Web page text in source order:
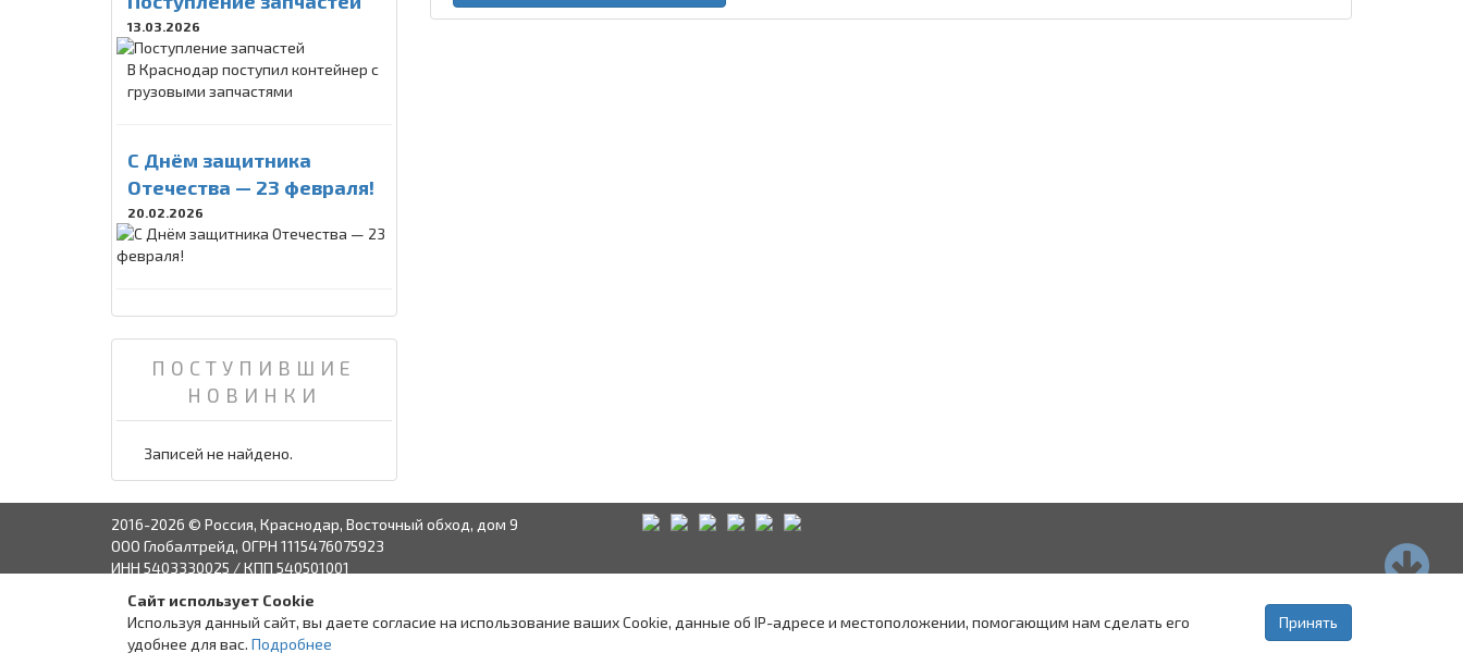
13.03.2026
В Краснодар поступил контейнер с
грузовыми запчастями
C Днём защитника
Отечества — 23 февраля!
20.02.2026
ПОСТУПИВШИЕ
НОВИНКИ
Записей не найдено.
2016-2026 © Россия, Краснодар, Восточный обход, дом 9
ООО Глобалтрейд, ОГРН 1115476075923
ИНН 5403330025 / КПП 540501001
Связаться с руководством Ставрополь
Сайт использует Cookie
Используя данный сайт, вы даете согласие на использование ваших Cookie, данные об IP-адресе и местоположении, помогающим нам сделать его
удобнее для вас. Подробнее
Принять